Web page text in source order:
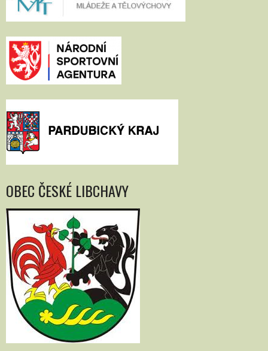
OBEC ČESKÉ LIBCHAVY